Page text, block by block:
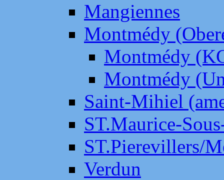
Mangiennes
Montmédy
Montmédy
Montmédy
Saint-Mihiel
ST.Maurice-
ST.Pierevillers/
Verdun